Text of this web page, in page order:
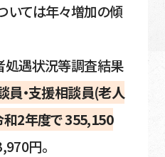
いては年々増加の傾
遇状況等調査結果
員・支援相談員(老人
和2年度で 355,150
円。